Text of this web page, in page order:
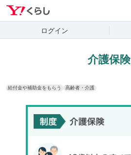
ログイン
介護保険
給付金や補助金をもらう 高齢者・介護